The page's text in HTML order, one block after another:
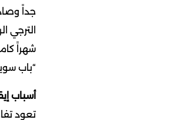
جداً
شهراً
“باب
أسباب